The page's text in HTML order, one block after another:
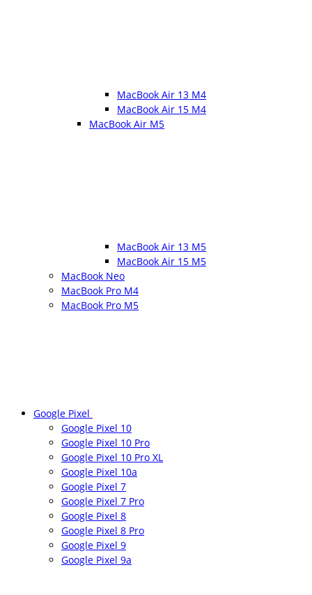
MacBook Air 13 M4
MacBook Air 15 M4
MacBook Air M5
MacBook Air 13 M5
MacBook Air 15 M5
MacBook Neo
MacBook Pro M4
MacBook Pro M5
Google Pixel
Google Pixel 10
Google Pixel 10 Pro
Google Pixel 10 Pro XL
Google Pixel 10a
Google Pixel 7
Google Pixel 7 Pro
Google Pixel 8
Google Pixel 8 Pro
Google Pixel 9
Google Pixel 9a